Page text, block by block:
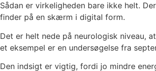
Sådan er virkeligheden bare ikke helt.
finder på en skærm i digital form.
Det er helt nede på neurologisk niveau,
et eksempel er en undersøgelse fra
Den indsigt er vigtig, fordi jo mindre